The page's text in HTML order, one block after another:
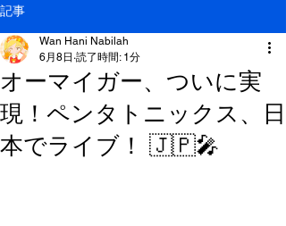
記事
オーマイガー、ついに実
現！ペンタトニックス、日
本でライブ！ 🇯🇵🎤
Wan Hani Nabilah
6月8日 読了時間: 1分